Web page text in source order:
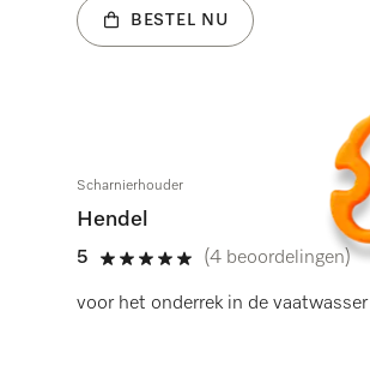
BESTEL NU
Scharnierhouder
Hendel
5
5 sterren op 5
(4 beoordelingen)
voor het onderrek in de vaatwasser